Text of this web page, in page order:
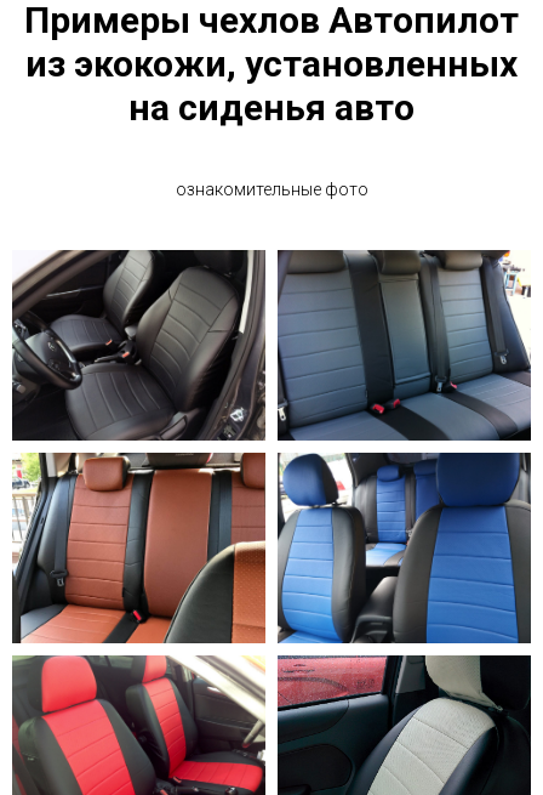
Примеры чехлов Автопилот
из экокожи, установленных
на сиденья авто
ознакомительные фото